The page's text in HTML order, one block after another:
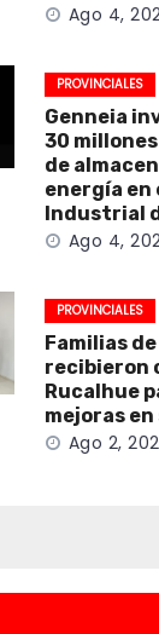
Ago 4,
PROVINCIALES
Genneia
30
de
energía en
Industrial
Ago 4,
PROVINCIALES
Familias
recibieron
Rucalhue
mejoras en
Ago 2,